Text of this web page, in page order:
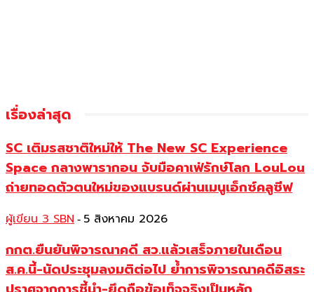
เรื่องล่าสุด
SC เติมรสชาติใหม่ให้ The New SC Experience
Space กลางพารากอน จับมือคาเฟ่รักษ์โลก LouLou
ถ่ายทอดตัวตนใหม่ของแบรนด์ผ่านเมนูเอ็กซ์คลูซีฟ
ผู้เขียน 3 SBN - 5 สิงหาคม 2026
กกต.ยืนยันพิจารณาคดี สว.แล้วเสร็จภายในเดือน
ส.ค.นี้-นัดประชุมลงมติต่อไป ย้ำการพิจารณาคดีอิสระ